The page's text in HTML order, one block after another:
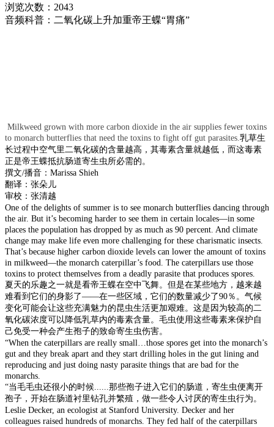
浏览次数： 2043
音频科普：二氧化碳上升加重帝王蝶“胃痛”
Milkweed grown with more carbon dioxide in the air supplies fewer toxins
to monarch butterflies that need the toxins to fight off gut parasites.乳草生
长过程中空气里二氧化碳的含量越高，其毒素含量就越低 ，而这毒素
正是帝王蝶抵抗肠道寄生虫所必需的。
撰文/播音： Marissa Shieh
翻译：张朵儿
审校：张清越
One of the delights of summer is to see monarch butterflies dancing through
the air. But it’s becoming harder to see them in certain locales—in some
places the population has dropped by as much as 90 percent. And climate
change may make life even more challenging for these charismatic insects.
That’s because higher carbon dioxide levels can lower the amount of toxins
in milkweed—the monarch caterpillar’s food. The caterpillars use those
toxins to protect themselves from a deadly parasite that produces spores.
夏天的乐趣之一就是看帝王蝶在空中 飞舞。但是在某些地方，越来越
难看到它们 的身影了——在一些区域 ， 它们的数量减少了90％。气候
变化可能会让这些充满魅力 的昆虫生活更加艰难。这是因为较高的二
氧化碳浓度可以降低乳草内的毒素含量。毛虫使用这些毒素来保护自
己免受一种会产生孢子的致命寄生虫伤害。
“When the caterpillars are really small…those spores get into the monarch’s
gut and they break apart and they start drilling holes in the gut lining and
reproducing and just doing nasty parasite things that are bad for the
monarchs.
“当毛毛虫还很小的时候......那些孢子进入它们 的肠道， 寄生虫便离开
孢子 ，开始在肠道衬里钻孔并繁殖，做一些令人讨厌的寄生虫行为。
Leslie Decker, an ecologist at Stanford University. Decker and her
colleagues raised hundreds of monarchs. They fed half of the caterpillars